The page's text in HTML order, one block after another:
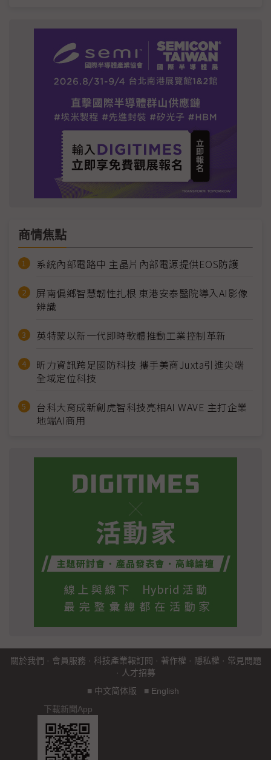
商情焦點
系統內部電路中 主晶片內部電源提供EOS防護
屏南偏鄉智慧韌性扎根 東港安泰醫院導入AI影像
辨識
英特蒙以新一代即時軟體推動工業控制革新
昕力資訊跨足國防科技 攜手美商Juxta引進尖端
全域定位科技
台科大育成新創虎智科技亮相AI WAVE 主打企業
地端AI商用
關於我們 · 會員服務 · 科技產業報訂閱 · 著作權 · 隱私權 · 常見問題
· 人才招募
■ 中文简体版 ■ English
下載新聞App